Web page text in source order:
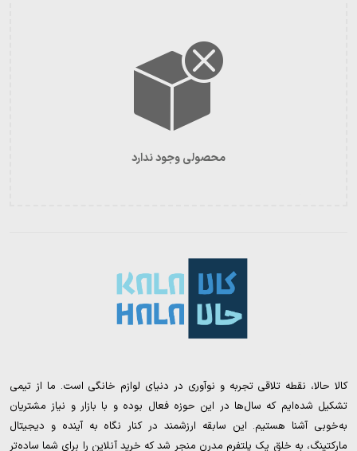
محصولی وجود ندارد
کالا حالا، نقطه تلاقی تجربه و نوآوری در دنیای لوازم خانگی است. ما از تیمی
تشکیل شده‌ایم که سال‌ها در این حوزه فعال بوده و با بازار و نیاز مشتریان
به‌خوبی آشنا هستیم. این سابقه ارزشمند در کنار نگاه به آینده و دیجیتال
مارکتینگ، به خلق یک پلتفرم مدرن منجر شد که خرید آنلاین را برای شما ساده‌تر